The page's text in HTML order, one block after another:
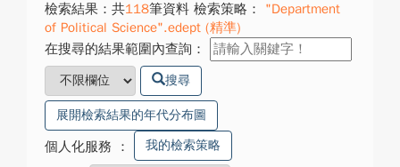
檢索結果：共118筆資料 檢索策略：
"Department
of Political Science".edept (精準)
在搜尋的結果範圍內查詢：
搜尋
展開檢索結果的年代分布圖
個人化服務 ： 我的檢索策略